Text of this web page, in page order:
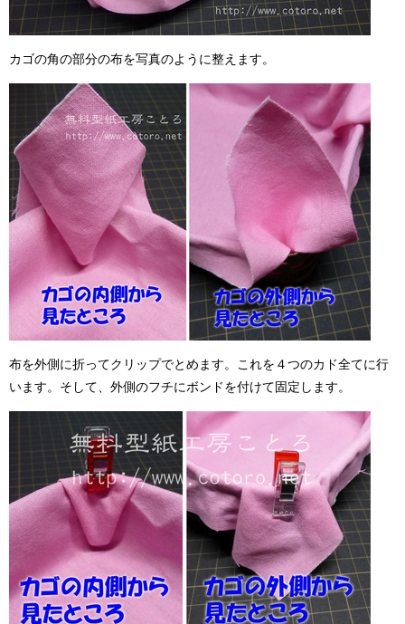
カゴの角の部分の布を写真のように整えます。
布を外側に折ってクリップでとめます。これを４つのカド全てに行
います。そして、外側のフチにボンドを付けて固定します。